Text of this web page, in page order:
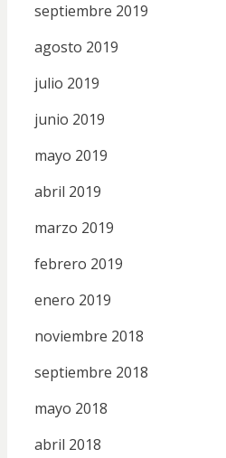
septiembre 2019
agosto 2019
julio 2019
junio 2019
mayo 2019
abril 2019
marzo 2019
febrero 2019
enero 2019
noviembre 2018
septiembre 2018
mayo 2018
abril 2018